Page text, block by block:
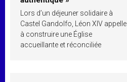
Lors d’un déjeuner solidaire à
Castel Gandolfo, Léon XIV appelle
à construire une Église
accueillante et réconciliée